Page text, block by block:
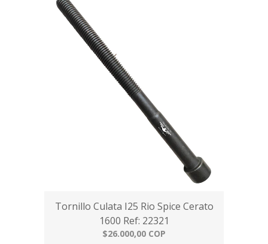
Tornillo Culata I25 Rio Spice Cerato
1600 Ref: 22321
$26.000,00 COP